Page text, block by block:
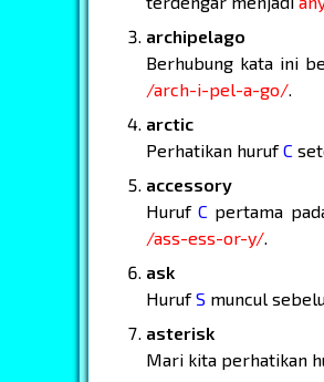
archipelago
Berhubung kata ini
/arch-i-pel-a-go/.
arctic
Perhatikan hurufC
accessory
HurufC pertama
/ass-ess-or-y/.
ask
HurufS muncul
asterisk
Mari kita perhatikan